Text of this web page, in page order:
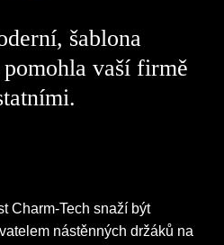
šablona
vaší firmě
Charm-Tech snaží být
nástěnných držáků na